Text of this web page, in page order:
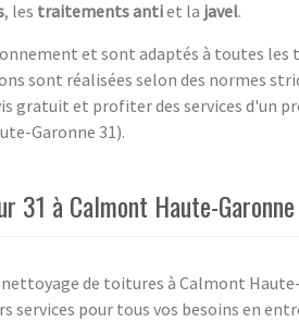
, les traitements antiet la javel.
et sont adaptés à toutes les
sont réalisées selon des normes
gratuit et profiter des services d'un
Garonne 31).
31 à Calmont Haute-
de toitures à Calmont
services pour tous vos besoins en